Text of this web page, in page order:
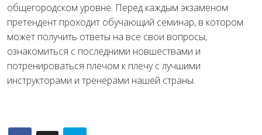
общегородском уровне. Перед каждым экзаменом
претендент проходит обучающий семинар, в котором
может получить ответы на все свои вопросы,
ознакомиться с последними новшествами и
потренироваться плечом к плечу с лучшими
инструкторами и тренерами нашей страны.